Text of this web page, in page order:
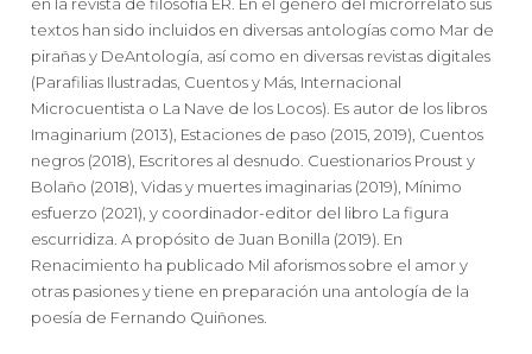
textos han sido incluidos en diversas antologías como Mar de
pirañas y DeAntología, así como en diversas revistas digitales
(Parafilias Ilustradas, Cuentos y Más, Internacional
Microcuentista o La Nave de los Locos). Es autor de los libros
Imaginarium (2013), Estaciones de paso (2015, 2019), Cuentos
negros (2018), Escritores al desnudo. Cuestionarios Proust y
Bolaño (2018), Vidas y muertes imaginarias (2019), Mínimo
esfuerzo (2021), y coordinador-editor del libro La figura
escurridiza. A propósito de Juan Bonilla (2019). En
Renacimiento ha publicado Mil aforismos sobre el amor y
otras pasiones y tiene en preparación una antología de la
poesía de Fernando Quiñones.